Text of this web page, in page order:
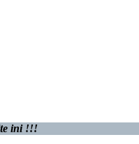
ini !!!